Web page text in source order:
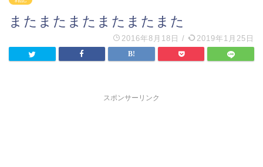
またまたまたまたまたまた
2016年8月18日 / 2019年1月25日
スポンサーリンク